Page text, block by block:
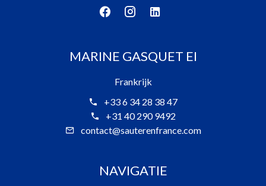
MARINE GASQUET EI
Frankrijk
+33 6 34 28 38 47
+31 40 290 9492
contact@sauterenfrance.com
NAVIGATIE